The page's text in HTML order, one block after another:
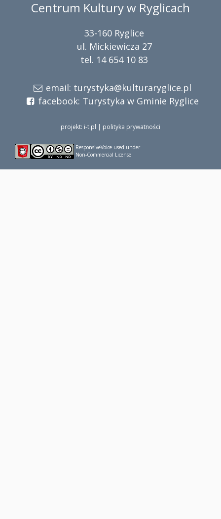
Centrum Kultury w Ryglicach
33-160 Ryglice
ul. Mickiewicza 27
tel. 14 654 10 83
email: turystyka@kulturaryglice.pl
facebook: Turystyka w Gminie Ryglice
projekt: i-t.pl | polityka prywatności
ResponsiveVoice used under
Non-Commercial License